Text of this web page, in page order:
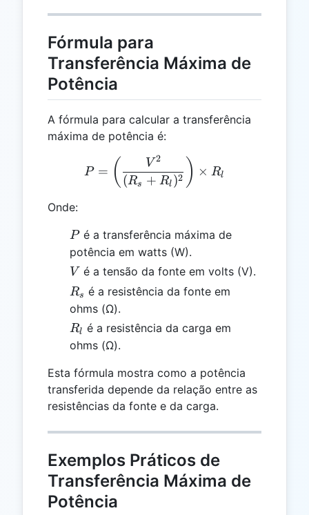
Fórmula para
Transferência Máxima de
Potência
A fórmula para calcular a transferência
máxima de potência é:
P =
P = ( (Rs + Rl )2
V 2 ) × Rl
Onde:
P
Pé a transferência máxima de
potência em watts (W).
V
V é a tensão da fonte em volts (V).
R_s
Rs é a resistência da fonte em
ohms (Ω).
R_l
Rl é a resistência da carga em
ohms (Ω).
Esta fórmula mostra como a potência
transferida depende da relação entre as
resistências da fonte e da carga.
Exemplos Práticos de
Transferência Máxima de
Potência